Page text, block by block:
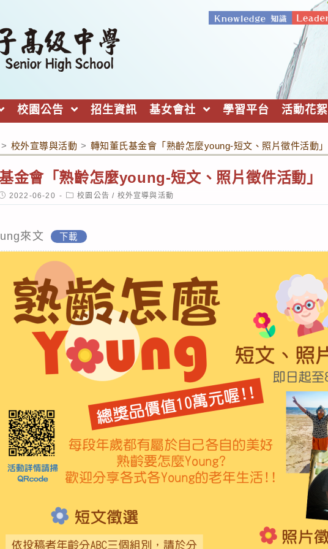
校園公告 招生資訊 基女會社 學習平台 活動花絮
> 校外宣導與活動 > 轉知董氏基金會「熟齡怎麼young-短文、照片徵件活動」
金會「熟齡怎麼young-短文、照片徵件活動」
2022-06-20
Post
category:
校園公告 / 校外宣導與活動
來文 下載